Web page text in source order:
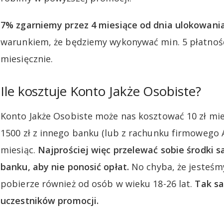
7% zgarniemy przez 4 miesiące od dnia
warunkiem, że będziemy wykonywać min. 5
miesięcznie.
Ile kosztuje Konto Jakże Osobiste?
Konto Jakże Osobiste może nas kosztować 10 zł
1500 zł z innego banku (lub z rachunku firmowego
miesiąc. Najprościej więc przelewać sobie środki
banku, aby nie ponosić opłat. No chyba, że
pobierze również od osób w wieku 18-26 lat. Tak
uczestników promocji.